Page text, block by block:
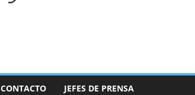
CONTACTO JEFES DE PRENSA